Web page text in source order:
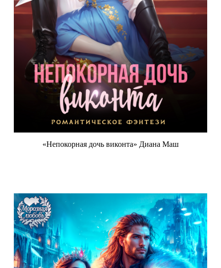
«Непокорная дочь виконта» Диана Маш